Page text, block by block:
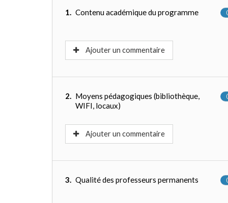
1. Contenu académique du programme
Ajouter un commentaire
2. Moyens pédagogiques (bibliothèque,
WIFI, locaux)
Ajouter un commentaire
3. Qualité des professeurs permanents